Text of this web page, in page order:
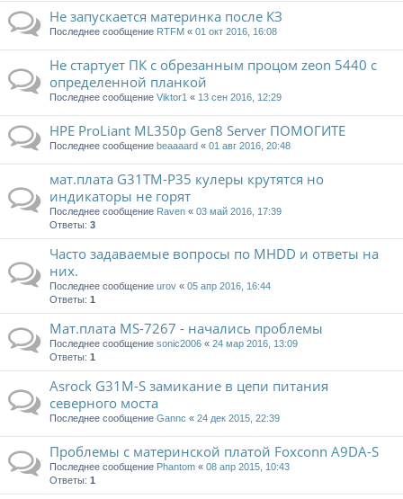
Не запускается материнка после КЗ
Последнее сообщение RTFM « 01 окт 2016, 16:08
Не стартует ПК с обрезанным процом zeon 5440 c
определенной планкой
Последнее сообщение Viktor1 « 13 сен 2016, 12:29
HPE ProLiant ML350p Gen8 Server ПОМОГИТЕ
Последнее сообщение beaaaard « 01 авг 2016, 20:48
мат.плата G31TM-P35 кулеры крутятся но
индикаторы не горят
Последнее сообщение Raven « 03 май 2016, 17:39
Ответы: 3
Часто задаваемые вопросы по MHDD и ответы на
них.
Последнее сообщение urov « 05 апр 2016, 16:44
Ответы: 1
Мат.плата MS-7267 - начались проблемы
Последнее сообщение sonic2006 « 24 мар 2016, 13:09
Ответы: 1
Asrock G31M-S замикание в цепи питания
северного моста
Последнее сообщение Gannc « 24 дек 2015, 22:39
Проблемы с материнской платой Foxconn A9DA-S
Последнее сообщение Phantom « 08 апр 2015, 10:43
Ответы: 1